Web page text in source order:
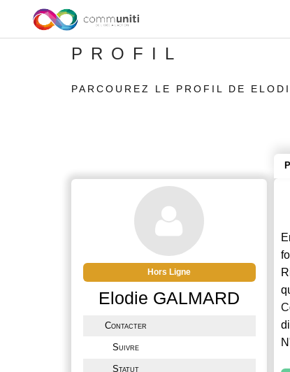
PROFIL
PARCOUREZ LE PROFIL DE
Hors Ligne
Elodie GALMARD
Contacter
Suivre
Statut